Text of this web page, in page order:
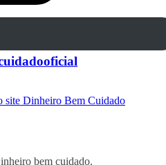
site Dinheiro Bem Cuidado
bem cuidado.